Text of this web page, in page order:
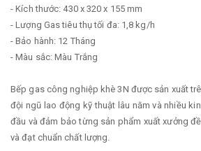
- Kích thước: 430 x 320 x 155 mm
- Lượng Gas tiêu thụ tối đa: 1,8 kg/h
- Bảo hành: 12 Tháng
- Màu sắc: Màu Trắng
Bếp gas công nghiệp khè 3N được sản xuất
đội ngũ lao động kỹ thuật lâu năm và nhiều
đầu và đảm bảo từng sản phẩm xuất xưởng
và đạt chuẩn chất lượng.